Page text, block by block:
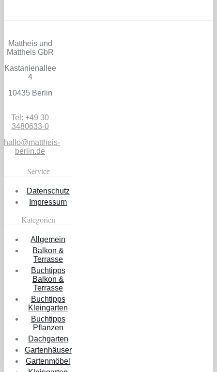
Mattheis und
Mattheis GbR
Kastanienallee
4
10435 Berlin
Tel: +49 30
3480633-0
hallo@mattheis-
berlin.de
Service
Datenschutz
Impressum
Kategorien
Allgemein
Balkon &
Terrasse
Buchtipps
Balkon &
Terrasse
Buchtipps
Kleingarten
Buchtipps
Pflanzen
Dachgarten
Gartenhäuser
Gartenmöbel